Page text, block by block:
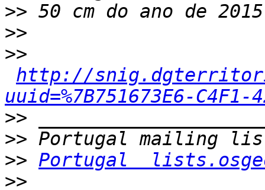
>>
>>
>>
http://
uuid=%7B751673E6-C4F1-
>>
>>
>> Portugal
>>